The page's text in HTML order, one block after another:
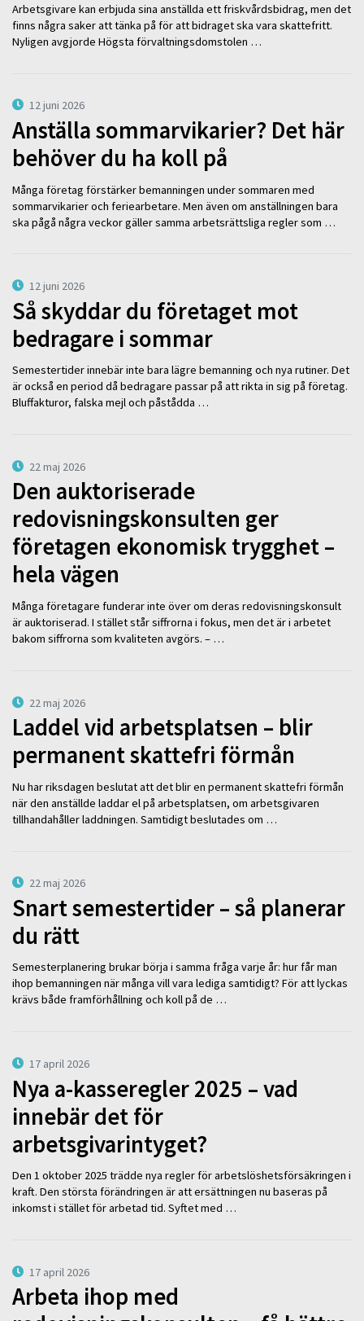
Arbetsgivare kan erbjuda sina anställda ett friskvårdsbidrag, men det
finns några saker att tänka på för att bidraget ska vara skattefritt.
Nyligen avgjorde Högsta förvaltningsdomstolen …
12 juni 2026
Anställa sommarvikarier? Det här
behöver du ha koll på
Många företag förstärker bemanningen under sommaren med
sommarvikarier och feriearbetare. Men även om anställningen bara
ska pågå några veckor gäller samma arbetsrättsliga regler som …
12 juni 2026
Så skyddar du företaget mot
bedragare i sommar
Semestertider innebär inte bara lägre bemanning och nya rutiner. Det
är också en period då bedragare passar på att rikta in sig på företag.
Bluffakturor, falska mejl och påstådda …
22 maj 2026
Den auktoriserade
redovisningskonsulten ger
företagen ekonomisk trygghet –
hela vägen
Många företagare funderar inte över om deras redovisningskonsult
är auktoriserad. I stället står siffrorna i fokus, men det är i arbetet
bakom siffrorna som kvaliteten avgörs. – …
22 maj 2026
Laddel vid arbetsplatsen – blir
permanent skattefri förmån
Nu har riksdagen beslutat att det blir en permanent skattefri förmån
när den anställde laddar el på arbetsplatsen, om arbetsgivaren
tillhandahåller laddningen. Samtidigt beslutades om …
22 maj 2026
Snart semestertider – så planerar
du rätt
Semesterplanering brukar börja i samma fråga varje år: hur får man
ihop bemanningen när många vill vara lediga samtidigt? För att lyckas
krävs både framförhållning och koll på de …
17 april 2026
Nya a-kasseregler 2025 – vad
innebär det för
arbetsgivarintyget?
Den 1 oktober 2025 trädde nya regler för arbetslöshetsförsäkringen i
kraft. Den största förändringen är att ersättningen nu baseras på
inkomst i stället för arbetad tid. Syftet med …
17 april 2026
Arbeta ihop med